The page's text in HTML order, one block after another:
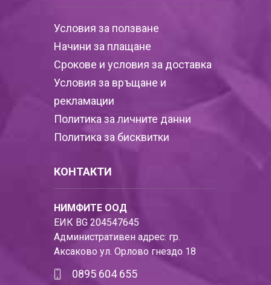
Условия за ползване
Начини за плащане
Срокове и условия за доставка
Условия за връщане и
рекламации
Политика за личните данни
Политика за бисквитки
КОНТАКТИ
НИМФИТЕ ООД
ЕИК BG 204547645
Административен адрес: гр.
Аксаково ул. Орлово гнездо 18
0895 604 655